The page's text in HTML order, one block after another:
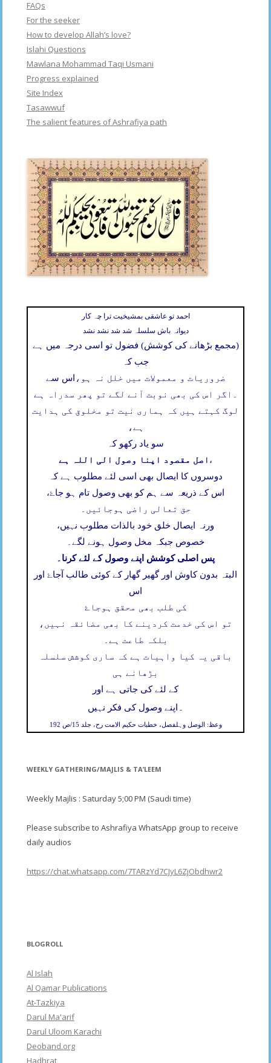
FAQs
For the seeker
How to develop Allah’s love?
Islahi Questions
Mawlana Mohammad Taqi Usmani
Progress explained
Site Index
Tasawwuf
The salient features of Ashrafiya path
احمد تو عاشقی بمشیخیت ترا چہ کار
دیوانہ باش سلسلہ شد شد نشد نشد
(مجمع بڑھانے کی کوشش) فضول تو اسی درجہ میں ہے
جب کہ
اس سے ضروریات و معمولات میں خلل نہ ہو،
اگر اس کی بھی نوبت آنے لگے تو پھر سدراہ ہے
لوگ کہتے ہیں کہ ہماری نیت تو مخلوق کی ہدایت
ہے،
سو یاد رکھو کہ
اصل مقصود اپنا وصول الی اللہ ہے ،
دوسروں کا ایصال بھی اسی لئے مطلوب ہے کہ
اس کے ذریعہ سے ہم کو بھی وصول تام ہو جاۓ،
حق تعالی راضی ہوجائیں۔
ورنہ ایصال خلق خود بالذات مطلوب نہیں،
خصوص جبکہ مخل وصول ہونے لگے۔
پس اصلی کوشش اپنے وصول کے لئے کرنا۔
البتہ بدون کاوش اور گھیر گھار کے کوئی طالب آجاۓ اور
اس
کی طلب بھی محقق ہوجاۓ
تو اس کی خدمت کردینے کا بھی مضائقہ نہیں،
بلکہ طاعت ہے۔
باقی یہ کیا واہیات ہے کہ ساری کوشش سلسلہ
بڑھانے ہی
کے لئے کی جاتی ہے اور
اپنے وصول کی فکر نہیں ۔
وعظ: الوصل وہلفصل، خطبات حکیم الامت رح، جلد 15/ص 192
WEEKLY GATHERING/MAJLIS & TA’LEEM
Weekly Majlis : Saturday 5;00 PM (Saudi time)
Please subscribe to Ashrafiya WhatsApp group to receive
daily audios
https://chat.whatsapp.com/7TARzYd7CJyL6ZjObdhwr2
BLOGROLL
Al Islah
Al Qamar Publications
At-Tazkiya
Darul Ma'arif
Darul Uloom Karachi
Deoband.org
Hadhrat